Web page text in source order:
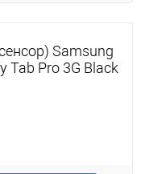
Samsung
Tab Pro 3G Black